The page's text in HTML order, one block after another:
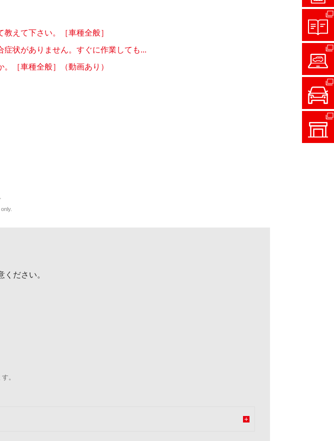
えて下さい。［車種全般］
状がありません。すぐに作業しても...
［車種全般］（動画あり）
ださい。
。